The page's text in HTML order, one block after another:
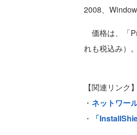
2008、
価格は、「
れも税込み）。
【関連リンク】
・ ネットワー
・
「